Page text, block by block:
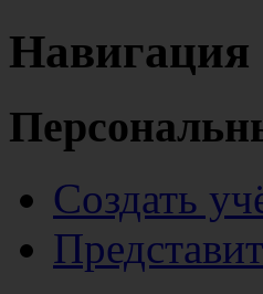
Навигация
Создать